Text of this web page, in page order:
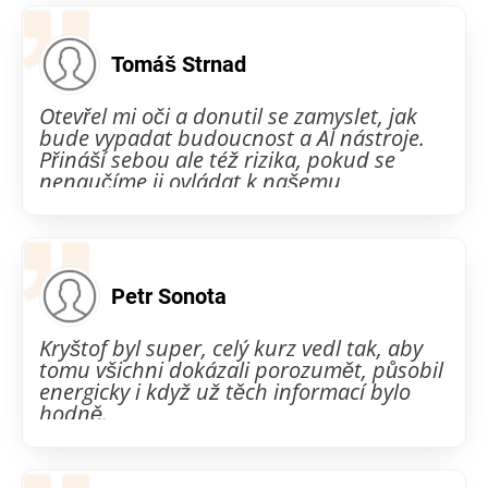
Tomáš Strnad
Otevřel mi oči a donutil se zamyslet, jak
bude vypadat budoucnost a AI nástroje.
Přináší sebou ale též rizika, pokud se
nenaučíme ji ovládat k našemu
Petr Sonota
Kryštof byl super, celý kurz vedl tak, aby
tomu všichni dokázali porozumět, působil
energicky i když už těch informací bylo
hodně.